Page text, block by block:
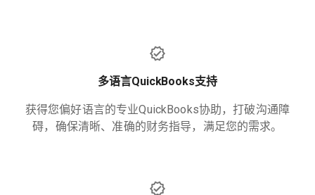
多语言QuickBooks支持
获得您偏好语言的专业QuickBooks协助，打破沟通障
碍，确保清晰、准确的财务指导，满足您的需求。